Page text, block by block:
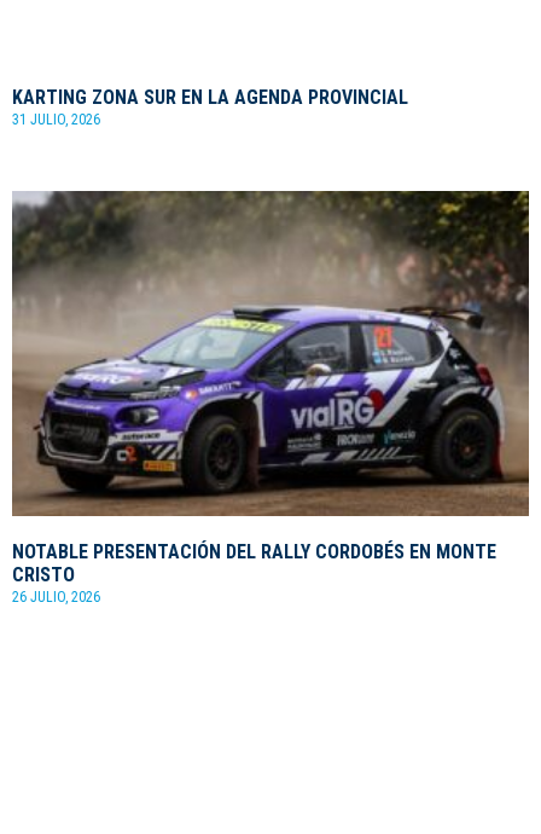
KARTING ZONA SUR EN LA AGENDA PROVINCIAL
31 JULIO, 2026
NOTABLE PRESENTACIÓN DEL RALLY CORDOBÉS EN MONTE
CRISTO
26 JULIO, 2026